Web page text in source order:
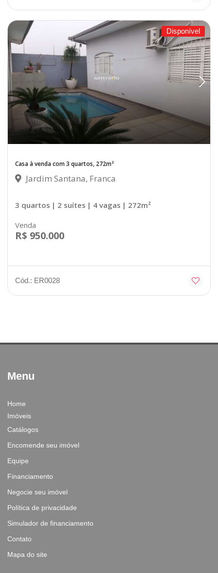
Disponível
Casa à venda com 3 quartos, 272m²
Jardim Santana, Franca
3 quartos | 2 suítes | 4 vagas | 272m²
Venda
R$ 950.000
Cód.: ER0028
Menu
Home
Imóveis
Catálogos
Encomende seu imóvel
Equipe
Financiamento
Negocie seu imóvel
Política de privacidade
Simulador de financiamento
Contato
Mapa do site